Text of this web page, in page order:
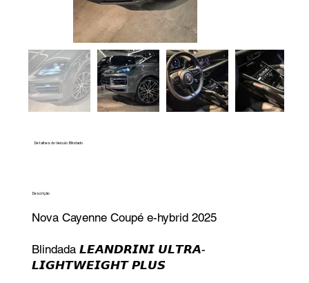
Detalhes do Veículo Blindado
Descrição
Nova Cayenne Coupé e-hybrid 2025
Blindada 𝙇𝙀𝘼𝙉𝘿𝙍𝙄𝙉𝙄 𝙐𝙇𝙏𝙍𝘼-
𝙇𝙄𝙂𝙃𝙏𝙒𝙀𝙄𝙂𝙃𝙏 𝙋𝙇𝙐𝙎